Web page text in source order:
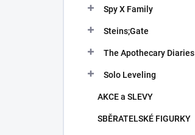
Spy X Family
Steins;Gate
The Apothecary Diaries
Solo Leveling
AKCE a SLEVY
SBĚRATELSKÉ FIGURKY